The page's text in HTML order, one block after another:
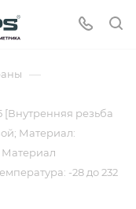
—
[Внутренняя резьба
Материал:
Материал
-28 до 232